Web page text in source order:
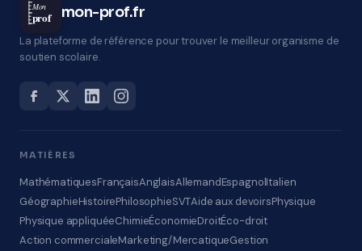
Mon
prof mon-prof.fr
La plateforme de référence pour trouver le meilleur organisme de
soutien scolaire.
MATIÈRES
MathématiquesFrançaisAnglaisAllemandEspagnolItalien
GéographieHistoirePhilosophieSVTAide aux devoirsPhysique
Physique appliquéeChimieÉconomieDroitÉco-droit
Action commercialeMarketing/MercatiqueGestion